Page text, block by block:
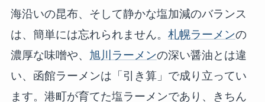
海沿いの昆布、そして静かな塩加減のバランス
は、簡単には忘れられません。 札幌ラーメンの
濃厚な味噌や、 旭川ラーメンの深い醤油とは違
い、函館ラーメンは「引き算」で成り立ってい
ます。港町が育てた塩ラーメンであり、きちん